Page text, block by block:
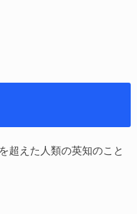
超えた人類の英知のこと